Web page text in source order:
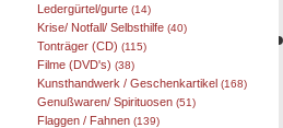
Ledergürtel/gurte (14)
Krise/ Notfall/ Selbsthilfe (40)
Tonträger (CD) (115)
Filme (DVD's) (38)
Kunsthandwerk / Geschenkartikel (168)
Genußwaren/ Spirituosen (51)
Flaggen / Fahnen (139)